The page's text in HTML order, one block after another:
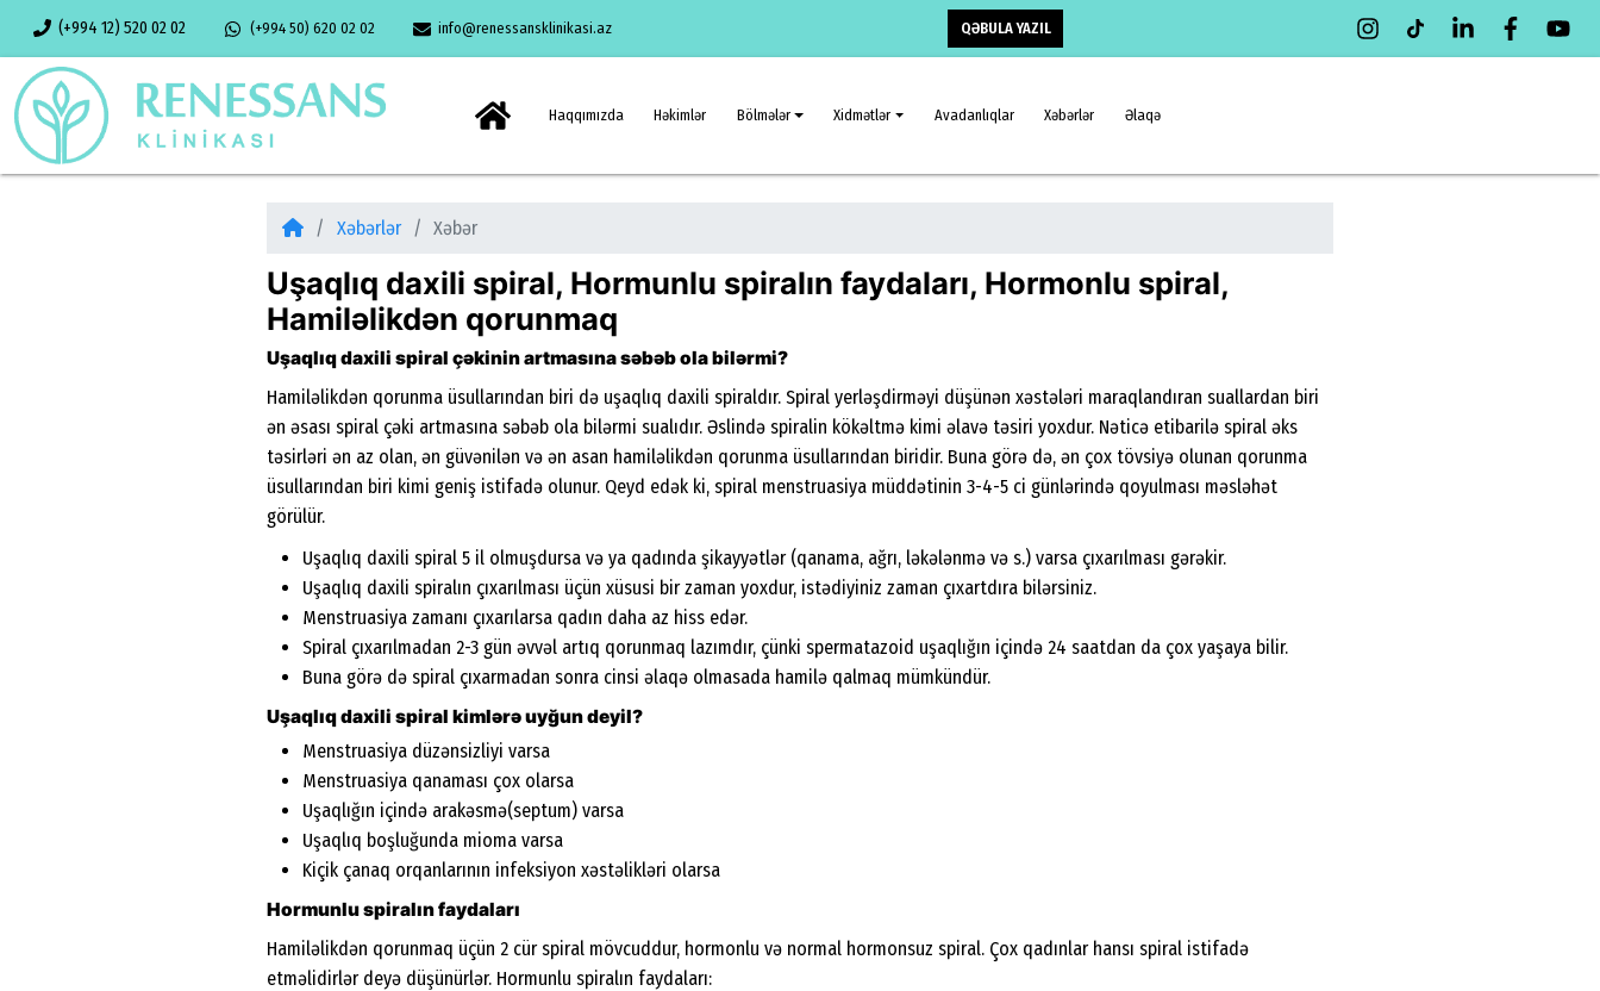
(+994 12) 520 02 02 (+994 50) 620 02 02 info@renessansklinikasi.az QƏBULA YAZIL
Haqqımızda Həkimlər Bölmələr Xidmətlər Avadanlıqlar Xəbərlər Əlaqə
Xəbərlər Xəbər
Uşaqlıq daxili spiral, Hormunlu spiralın faydaları, Hormonlu spiral,
Hamiləlikdən qorunmaq
Uşaqlıq daxili spiral çəkinin artmasına səbəb ola bilərmi?
Hamiləlikdən qorunma üsullarından biri də uşaqlıq daxili spiraldır. Spiral yerləşdirməyi düşünən xəstələri maraqlandıran suallardan biri
ən əsası spiral çəki artmasına səbəb ola bilərmi sualıdır. Əslində spiralin kökəltmə kimi əlavə təsiri yoxdur. Nəticə etibarilə spiral əks
təsirləri ən az olan, ən güvənilən və ən asan hamiləlikdən qorunma üsullarından biridir. Buna görə də, ən çox tövsiyə olunan qorunma
üsullarından biri kimi geniş istifadə olunur. Qeyd edək ki, spiral menstruasiya müddətinin 3-4-5 ci günlərində qoyulması məsləhət
görülür.
Uşaqlıq daxili spiral 5 il olmuşdursa və ya qadında şikayyətlər (qanama, ağrı, ləkələnmə və s.) varsa çıxarılması gərəkir.
Uşaqlıq daxili spiralın çıxarılması üçün xüsusi bir zaman yoxdur, istədiyiniz zaman çıxartdıra bilərsiniz.
Menstruasiya zamanı çıxarılarsa qadın daha az hiss edər.
Spiral çıxarılmadan 2-3 gün əvvəl artıq qorunmaq lazımdır, çünki spermatazoid uşaqlığın içində 24 saatdan da çox yaşaya bilir.
Buna görə də spiral çıxarmadan sonra cinsi əlaqə olmasada hamilə qalmaq mümkündür.
Uşaqlıq daxili spiral kimlərə uyğun deyil?
Menstruasiya düzənsizliyi varsa
Menstruasiya qanaması çox olarsa
Uşaqlığın içində arakəsmə(septum) varsa
Uşaqlıq boşluğunda mioma varsa
Kiçik çanaq orqanlarının infeksiyon xəstəlikləri olarsa
Hormunlu spiralın faydaları
Hamiləlikdən qorunmaq üçün 2 cür spiral mövcuddur, hormonlu və normal hormonsuz spiral. Çox qadınlar hansı spiral istifadə
etməlidirlər deyə düşünürlər. Hormunlu spiralın faydaları: